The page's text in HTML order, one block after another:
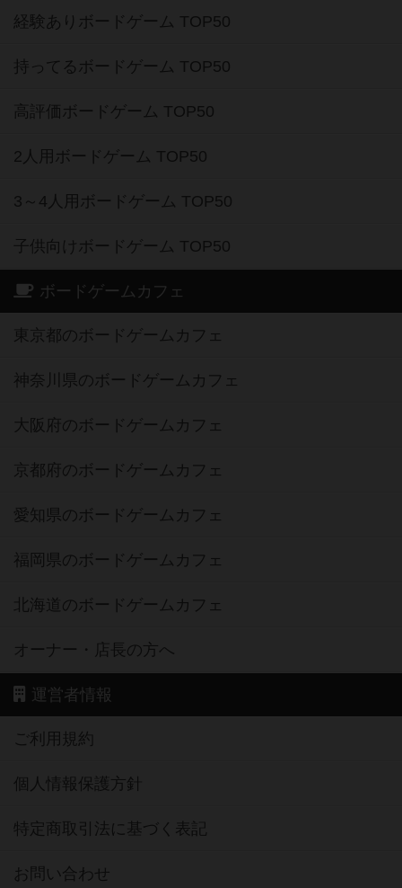
経験ありボードゲーム TOP50
持ってるボードゲーム TOP50
高評価ボードゲーム TOP50
2人用ボードゲーム TOP50
3～4人用ボードゲーム TOP50
子供向けボードゲーム TOP50
ボードゲームカフェ
東京都のボードゲームカフェ
神奈川県のボードゲームカフェ
大阪府のボードゲームカフェ
京都府のボードゲームカフェ
愛知県のボードゲームカフェ
福岡県のボードゲームカフェ
北海道のボードゲームカフェ
オーナー・店長の方へ
運営者情報
ご利用規約
個人情報保護方針
特定商取引法に基づく表記
お問い合わせ